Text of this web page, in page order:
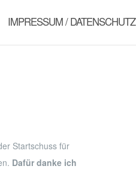
IMPRESSUM / DATENSCHUTZ
Startschuss für
Dafür danke ich